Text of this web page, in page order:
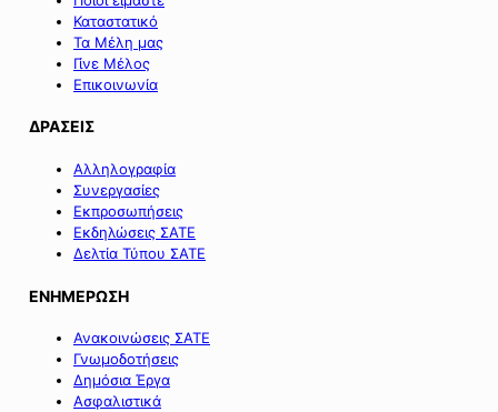
Καταστατικό
Τα Μέλη μας
Γίνε Μέλος
Επικοινωνία
ΔΡΑΣΕΙΣ
Αλληλογραφία
Συνεργασίες
Εκπροσωπήσεις
Εκδηλώσεις ΣΑΤΕ
Δελτία Τύπου ΣΑΤΕ
ΕΝΗΜΕΡΩΣΗ
Ανακοινώσεις ΣΑΤΕ
Γνωμοδοτήσεις
Δημόσια Έργα
Ασφαλιστικά